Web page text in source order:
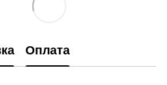
Оплата